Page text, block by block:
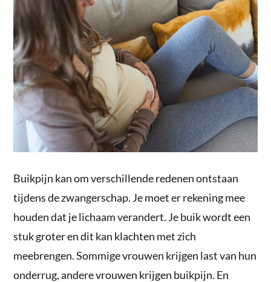
Buikpijn kan om verschillende redenen ontstaan
tijdens de zwangerschap. Je moet er rekening mee
houden dat je lichaam verandert. Je buik wordt een
stuk groter en dit kan klachten met zich
meebrengen. Sommige vrouwen krijgen last van hun
onderrug, andere vrouwen krijgen buikpijn. En